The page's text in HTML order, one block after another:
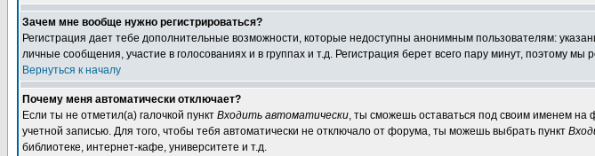
Зачем мне вообще нужно регистрироваться?
Регистрация дает тебе дополнительные возможности, которые недоступны анонимным пользователям:
личные сообщения, участие в голосованиях и в группах и т.д. Регистрация берет всего пару минут, поэтому мы
Вернуться к началу
Почему меня автоматически отключает?
Если ты не отметил(а) галочкой пункт Входить автоматически, ты сможешь оставаться под своим именем на
учетной записью. Для того, чтобы тебя автоматически не отключало от форума, ты можешь выбрать пункт
библиотеке, интернет-кафе, университете и т.д.